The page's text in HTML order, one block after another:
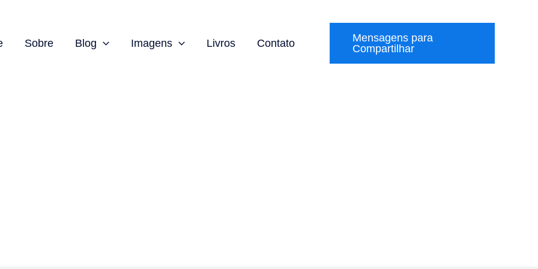
Sobre Blog Imagens Livros Contato
Mensagens para
Compartilhar